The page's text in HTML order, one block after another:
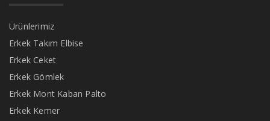
Ürünlerimiz
Erkek Takım Elbise
Erkek Ceket
Erkek Gömlek
Erkek Mont Kaban Palto
Erkek Kemer